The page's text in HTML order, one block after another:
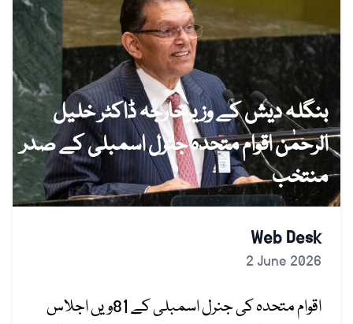
بنگلہ دیش کے وزیرخارجہ ڈاکٹر خلیل
الرحمٰن اقوام متحدہ جنرل اسمبلی کے صدر
منتخب
Web Desk
2 June 2026
اقوام متحدہ کی جنرل اسمبلی کے 81ویں اجلاس